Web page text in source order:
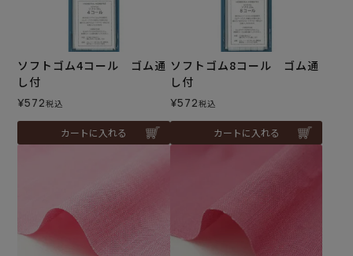
ソフトゴム4コール ゴム通
し付
¥572税込
カートに入れる
ソフトゴム8コール ゴム通
し付
¥572税込
カートに入れる